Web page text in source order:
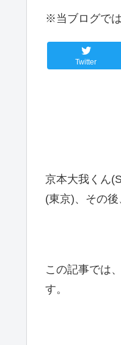
※当ブログで
Twitter
京本大我くん
(東京)、その
この記事では
す。